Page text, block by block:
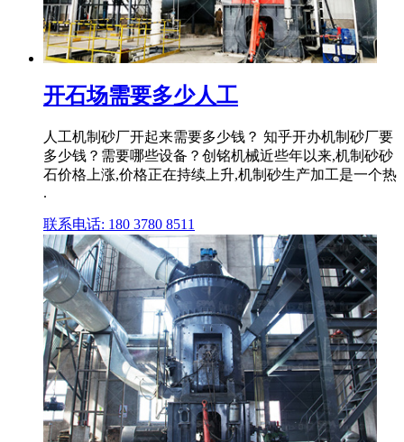
开石场需要多少人工
人工机制砂厂开起来需要多少钱？ 知乎开办机制砂厂要
多少钱？需要哪些设备？创铭机械近些年以来,机制砂砂
石价格上涨,价格正在持续上升,机制砂生产加工是一个热
.
联系电话: 180 3780 8511